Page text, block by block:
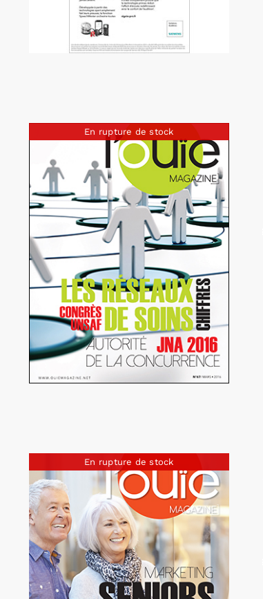
En rupture de stock
En rupture de stock